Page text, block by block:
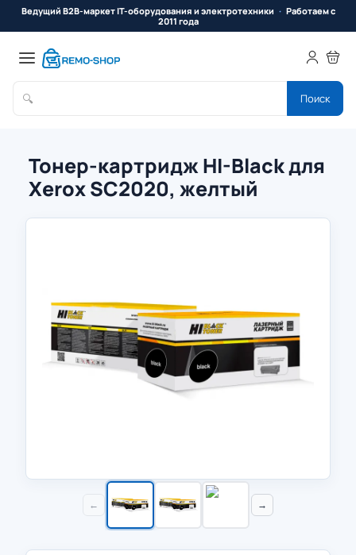
Ведущий B2B-маркет IT-оборудования и электротехники
Работаем с
2011 года
🔍 Поиск
Тонер-картридж HI-Black для
Xerox SC2020, желтый
← →